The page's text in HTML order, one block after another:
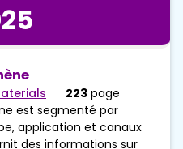
223 page
est segmenté par
application et canaux
des informations sur